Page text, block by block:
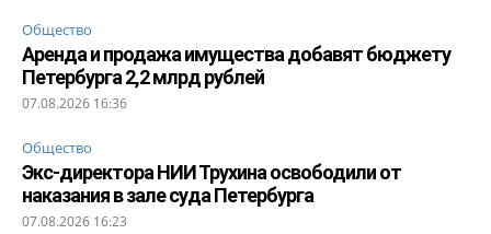
Общество
Аренда и продажа имущества добавят бюджету
Петербурга 2,2 млрд рублей
07.08.2026 16:36
Общество
Экс-директора НИИ Трухина освободили от
наказания в зале суда Петербурга
07.08.2026 16:23